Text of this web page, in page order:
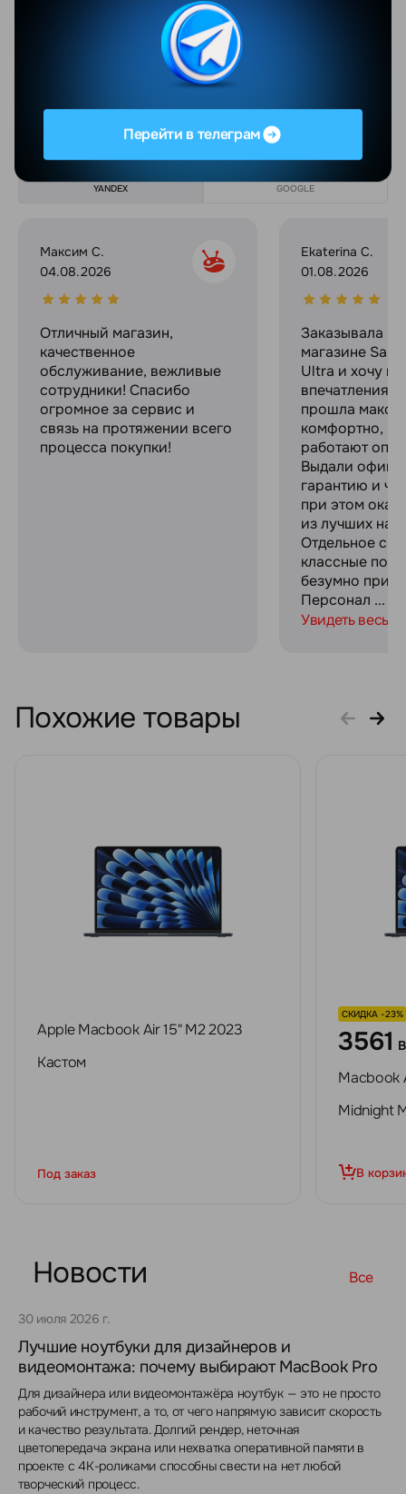
Суммарное количество ядер
Все отзывы
YANDEX GOOGLE
Максим С.
04.08.2026
Отличный магазин,
качественное
обслуживание, вежливые
сотрудники! Спасибо
огромное за сервис и
связь на протяжении всего
процесса покупки!
Ekaterina C.
01.08.2026
Заказывала в
магазине
Ultra и хочу
прошла
комфортно,
работают
Выдали
гарантию и
при этом
из лучших на
Отдельное
классные
безумно
Персонал ...
Увидеть весь
Похожие товары
Apple Macbook Air 15" M2 2023
Кастом
Под заказ
СКИДКА -23%
3561
Macbook
Midnight
В
Новости Все
30 июля 2026 г.
Лучшие ноутбуки для дизайнеров и
видеомонтажа: почему выбирают MacBook Pro
Для дизайнера или видеомонтажёра ноутбук — это не просто
рабочий инструмент, а то, от чего напрямую зависит скорость
и качество результата. Долгий рендер, неточная
цветопередача экрана или нехватка оперативной памяти в
проекте с 4K-роликами способны свести на нет любой
творческий процесс.
Перейти в телеграм